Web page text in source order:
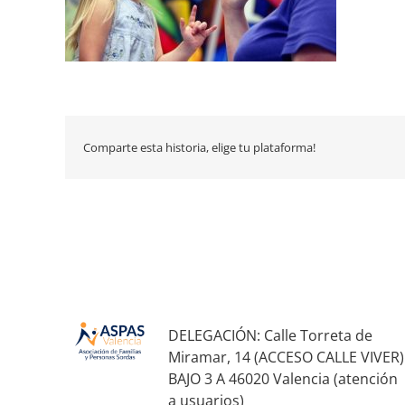
Comparte esta historia, elige tu plataforma!
DELEGACIÓN: Calle Torreta de
Miramar, 14 (ACCESO CALLE VIVER)
BAJO 3 A 46020 Valencia (atención
a usuarios)